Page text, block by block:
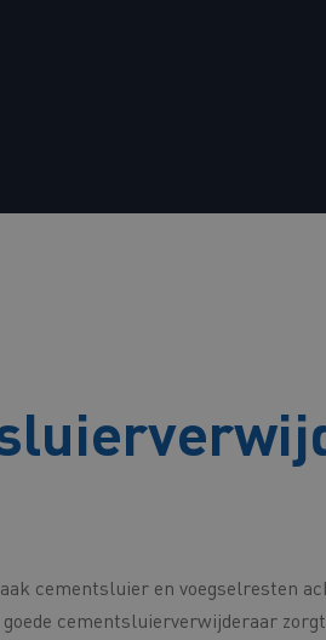
cementsluier en voegselresten
cementsluierverwijderaar